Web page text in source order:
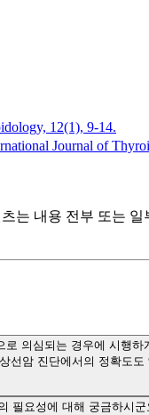
12(1), 9-14.
Journal of
는 내용 전부 또는
의심되는 경우에 시행
선암 진단에서의 정확도도
필요성에 대해 궁금하시